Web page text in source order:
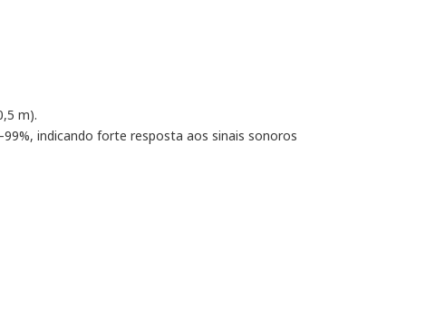
m).
indicando forte resposta aos sinais sonoros